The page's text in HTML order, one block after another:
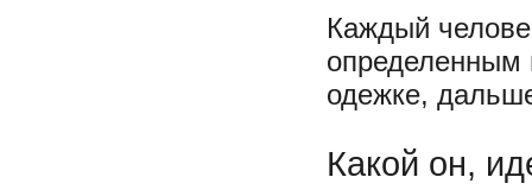
Каждый
определенным
одежке,
Какой он,